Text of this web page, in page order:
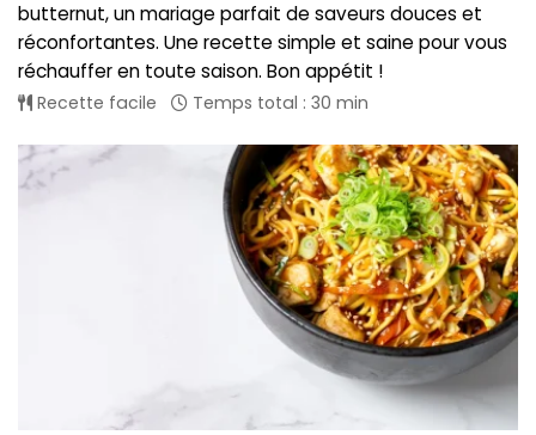
butternut, un mariage parfait de saveurs douces et
réconfortantes. Une recette simple et saine pour vous
réchauffer en toute saison. Bon appétit !
Recette facile Temps total : 30 min